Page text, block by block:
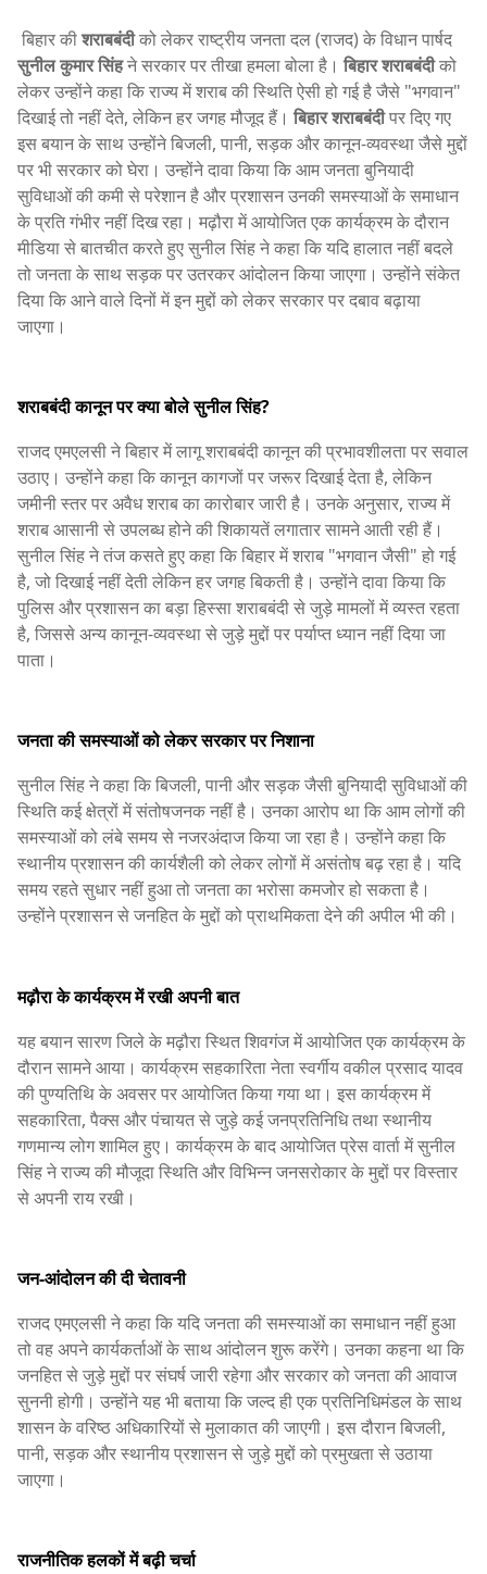
बिहार कीशराबबंदीको लेकर राष्ट्रीय जनता दल (राजद) के विधान पार्षद
सुनील कुमार सिंहने सरकार पर तीखा हमला बोला है।बिहार शराबबंदीको
लेकर उन्होंने कहा कि राज्य में शराब की स्थिति ऐसी हो गई है जैसे "भगवान"
दिखाई तो नहीं देते, लेकिन हर जगह मौजूद हैं।बिहार शराबबंदीपर दिए गए
इस बयान के साथ उन्होंने बिजली, पानी, सड़क और कानून-व्यवस्था जैसे मुद्दों
पर भी सरकार को घेरा। उन्होंने दावा किया कि आम जनता बुनियादी
सुविधाओं की कमी से परेशान है और प्रशासन उनकी समस्याओं के समाधान
के प्रति गंभीर नहीं दिख रहा। मढ़ौरा में आयोजित एक कार्यक्रम के दौरान
मीडिया से बातचीत करते हुए सुनील सिंह ने कहा कि यदि हालात नहीं बदले
तो जनता के साथ सड़क पर उतरकर आंदोलन किया जाएगा। उन्होंने संकेत
दिया कि आने वाले दिनों में इन मुद्दों को लेकर सरकार पर दबाव बढ़ाया
जाएगा।
शराबबंदी कानून पर क्या बोले सुनील सिंह?
राजद एमएलसी ने बिहार में लागू शराबबंदी कानून की प्रभावशीलता पर सवाल
उठाए। उन्होंने कहा कि कानून कागजों पर जरूर दिखाई देता है, लेकिन
जमीनी स्तर पर अवैध शराब का कारोबार जारी है। उनके अनुसार, राज्य में
शराब आसानी से उपलब्ध होने की शिकायतें लगातार सामने आती रही हैं।
सुनील सिंह ने तंज कसते हुए कहा कि बिहार में शराब "भगवान जैसी" हो गई
है, जो दिखाई नहीं देती लेकिन हर जगह बिकती है। उन्होंने दावा किया कि
पुलिस और प्रशासन का बड़ा हिस्सा शराबबंदी से जुड़े मामलों में व्यस्त रहता
है, जिससे अन्य कानून-व्यवस्था से जुड़े मुद्दों पर पर्याप्त ध्यान नहीं दिया जा
पाता।
जनता की समस्याओं को लेकर सरकार पर निशाना
सुनील सिंह ने कहा कि बिजली, पानी और सड़क जैसी बुनियादी सुविधाओं की
स्थिति कई क्षेत्रों में संतोषजनक नहीं है। उनका आरोप था कि आम लोगों की
समस्याओं को लंबे समय से नजरअंदाज किया जा रहा है। उन्होंने कहा कि
स्थानीय प्रशासन की कार्यशैली को लेकर लोगों में असंतोष बढ़ रहा है। यदि
समय रहते सुधार नहीं हुआ तो जनता का भरोसा कमजोर हो सकता है।
उन्होंने प्रशासन से जनहित के मुद्दों को प्राथमिकता देने की अपील भी की।
मढ़ौरा के कार्यक्रम में रखी अपनी बात
यह बयान सारण जिले के मढ़ौरा स्थित शिवगंज में आयोजित एक कार्यक्रम के
दौरान सामने आया। कार्यक्रम सहकारिता नेता स्वर्गीय वकील प्रसाद यादव
की पुण्यतिथि के अवसर पर आयोजित किया गया था। इस कार्यक्रम में
सहकारिता, पैक्स और पंचायत से जुड़े कई जनप्रतिनिधि तथा स्थानीय
गणमान्य लोग शामिल हुए। कार्यक्रम के बाद आयोजित प्रेस वार्ता में सुनील
सिंह ने राज्य की मौजूदा स्थिति और विभिन्न जनसरोकार के मुद्दों पर विस्तार
से अपनी राय रखी।
जन-आंदोलन की दी चेतावनी
राजद एमएलसी ने कहा कि यदि जनता की समस्याओं का समाधान नहीं हुआ
तो वह अपने कार्यकर्ताओं के साथ आंदोलन शुरू करेंगे। उनका कहना था कि
जनहित से जुड़े मुद्दों पर संघर्ष जारी रहेगा और सरकार को जनता की आवाज
सुननी होगी। उन्होंने यह भी बताया कि जल्द ही एक प्रतिनिधिमंडल के साथ
शासन के वरिष्ठ अधिकारियों से मुलाकात की जाएगी। इस दौरान बिजली,
पानी, सड़क और स्थानीय प्रशासन से जुड़े मुद्दों को प्रमुखता से उठाया
जाएगा।
राजनीतिक हलकों में बढ़ी चर्चा